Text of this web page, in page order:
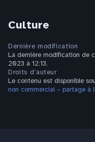
Culture
Dernière modification
La dernière modification de
2023 à 12:13.
Droits d’auteur
Le contenu est disponible
non commercial – partage à